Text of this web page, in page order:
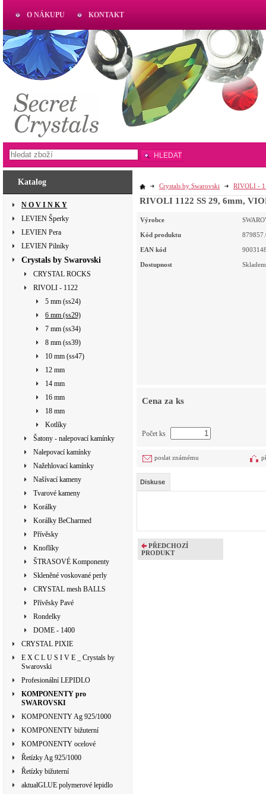
Katalog
N O V I N K Y
LEVIEN Šperky
LEVIEN Pera
LEVIEN Pilníky
Crystals by Swarovski
CRYSTAL ROCKS
RIVOLI - 1122
5 mm (ss24)
6 mm (ss29)
7 mm (ss34)
8 mm (ss39)
10 mm (ss47)
12 mm
14 mm
16 mm
18 mm
Kotlíky
Šatony - nalepovací kamínky
Nalepovací kamínky
Nažehlovací kamínky
Našívací kameny
Tvarové kameny
Korálky
Korálky BeCharmed
Přívěsky
Knoflíky
ŠTRASOVÉ Komponenty
Skleněné voskované perly
CRYSTAL mesh BALLS
Přívěsky Pavé
Rondelky
DOME - 1400
CRYSTAL PIXIE
E X C L U S I V E _ Crystals by
Swarovski
Profesionální LEPIDLO
KOMPONENTY pro
SWAROVSKI
KOMPONENTY Ag 925/1000
KOMPONENTY bižuterní
KOMPONENTY ocelové
Řetízky Ag 925/1000
Řetízky bižuterní
aktualGLUE polymerové lepidlo
Crystals by Swarovski RIVOLI -
RIVOLI 1122 SS 29, 6mm,
Výrobce
Kód produktu
EAN kód
Dostupnost Skladem
Cena za ks
Počet ks
poslat známému
Diskuse
PŘEDCHOZÍ
PRODUKT
O NÁKUPU KONTAKT
AKTUAL
www.aktual-koralky.cz
HLEDAT